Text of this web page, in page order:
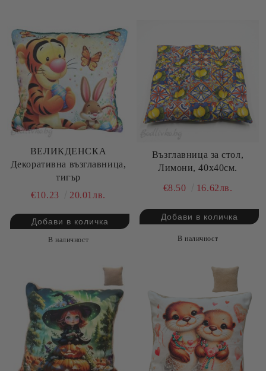
ВЕЛИКДЕНСКА
Декоративна възглавница,
тигър
€10.23
20.01лв.
В наличност
Възглавница за стол,
Лимони, 40х40см.
€8.50
16.62лв.
В наличност